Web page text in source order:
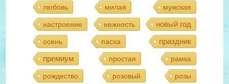
любовь милая мужская
настроение нежность новый год
осень пасха
праздник
премиум
простая рамка
рождество розовый розы